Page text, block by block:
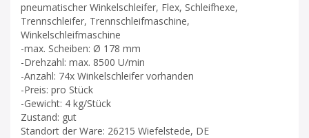
pneumatischer Winkelschleifer, Flex, Schleifhexe,
Trennschleifer, Trennschleifmaschine,
Winkelschleifmaschine
-max. Scheiben: Ø 178 mm
-Drehzahl: max. 8500 U/min
-Anzahl: 74x Winkelschleifer vorhanden
-Preis: pro Stück
-Gewicht: 4 kg/Stück
Zustand: gut
Standort der Ware: 26215 Wiefelstede, DE